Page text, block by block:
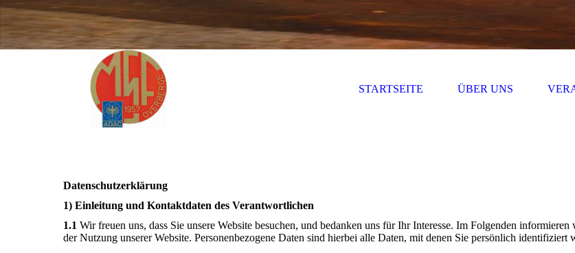
STARTSEITE ÜBER UNS
Datenschutzerklärung
1) Einleitung und Kontaktdaten des Verantwortlichen
1.1 Wir freuen uns, dass Sie unsere Website besuchen, und bedanken uns für Ihr Interesse. Im Folgenden
der Nutzung unserer Website. Personenbezogene Daten sind hierbei alle Daten, mit denen Sie persönlich identifiziert